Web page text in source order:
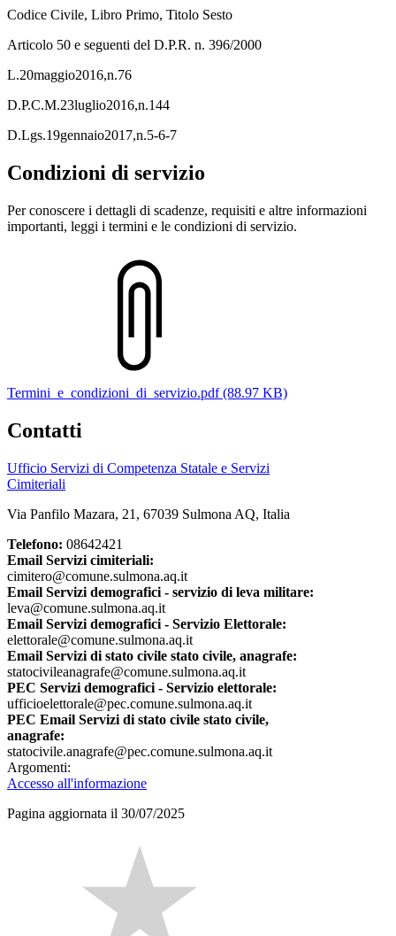
Codice Civile, Libro Primo, Titolo Sesto
Articolo 50 e seguenti del D.P.R. n. 396/2000
L.20maggio2016,n.76
D.P.C.M.23luglio2016,n.144
D.Lgs.19gennaio2017,n.5-6-7
Condizioni di servizio
Per conoscere i dettagli di scadenze, requisiti e altre informazioni
importanti, leggi i termini e le condizioni di servizio.
Termini_e_condizioni_di_servizio.pdf (88.97 KB)
Contatti
Ufficio Servizi di Competenza Statale e Servizi
Cimiteriali
Via Panfilo Mazara, 21, 67039 Sulmona AQ, Italia
Telefono: 08642421
Email Servizi cimiteriali:
cimitero@comune.sulmona.aq.it
Email Servizi demografici - servizio di leva militare:
leva@comune.sulmona.aq.it
Email Servizi demografici - Servizio Elettorale:
elettorale@comune.sulmona.aq.it
Email Servizi di stato civile stato civile, anagrafe:
statocivileanagrafe@comune.sulmona.aq.it
PEC Servizi demografici - Servizio elettorale:
ufficioelettorale@pec.comune.sulmona.aq.it
PEC Email Servizi di stato civile stato civile,
anagrafe:
statocivile.anagrafe@pec.comune.sulmona.aq.it
Argomenti:
Accesso all'informazione
Pagina aggiornata il 30/07/2025